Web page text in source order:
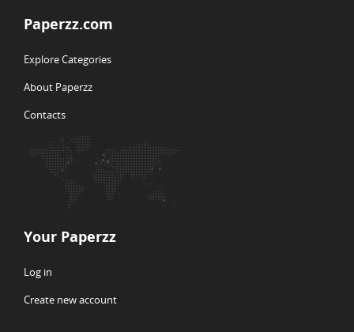
Paperzz.com
Explore Categories
About Paperzz
Contacts
Your Paperzz
Log in
Create new account